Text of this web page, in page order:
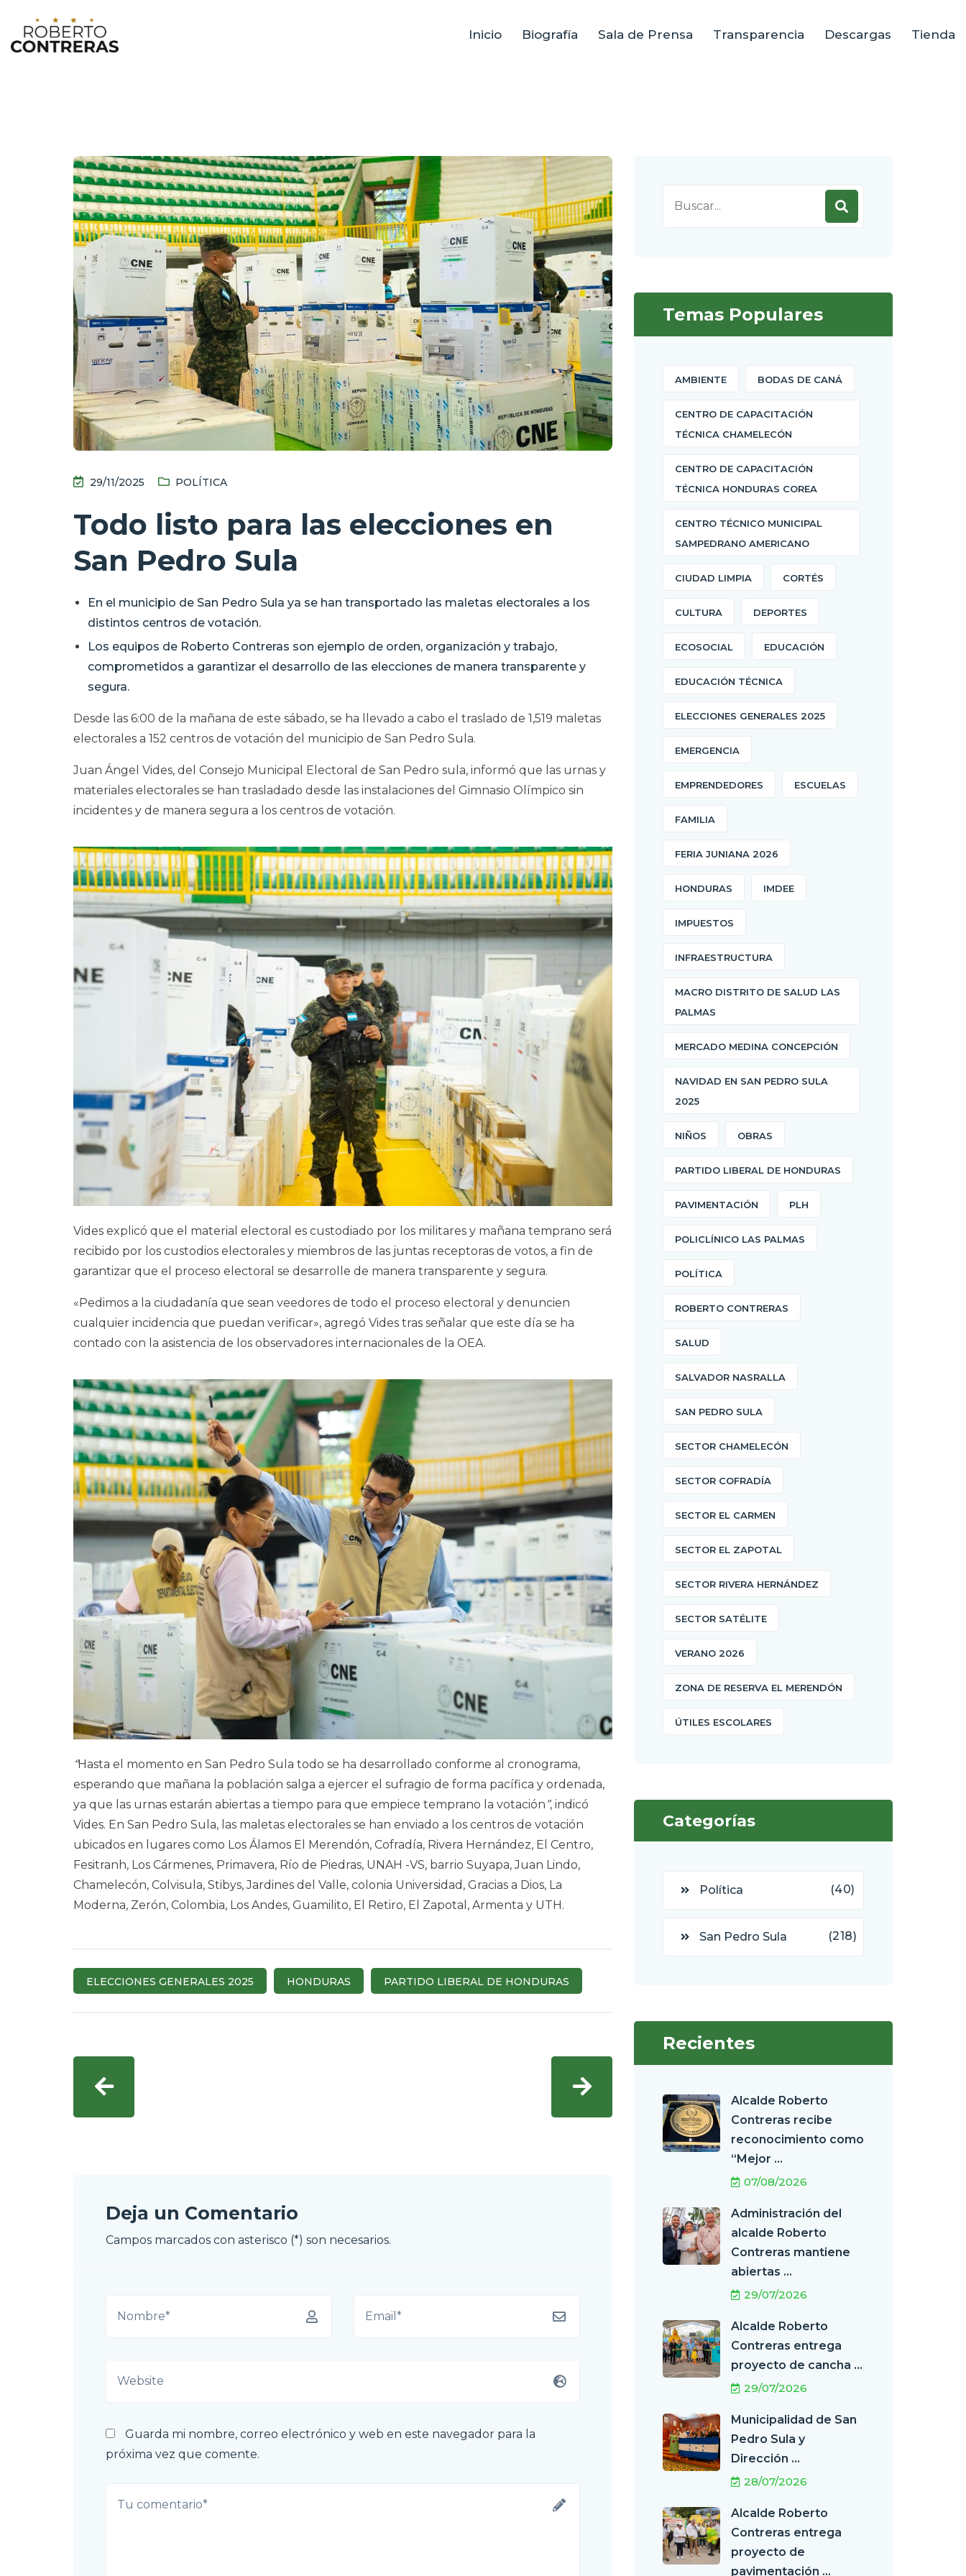
Inicio Biografía Sala de Prensa Transparencia Descargas Tienda
29/11/2025 POLÍTICA
Todo listo para las elecciones en
San Pedro Sula
En el municipio de San Pedro Sula ya se han transportado las maletas electorales a los
distintos centros de votación.
Los equipos de Roberto Contreras son ejemplo de orden, organización y trabajo,
comprometidos a garantizar el desarrollo de las elecciones de manera transparente y
segura.
Desde las 6:00 de la mañana de este sábado, se ha llevado a cabo el traslado de 1,519 maletas
electorales a 152 centros de votación del municipio de San Pedro Sula.
Juan Ángel Vides, del Consejo Municipal Electoral de San Pedro sula, informó que las urnas y
materiales electorales se han trasladado desde las instalaciones del Gimnasio Olímpico sin
incidentes y de manera segura a los centros de votación.
Vides explicó que el material electoral es custodiado por los militares y mañana temprano será
recibido por los custodios electorales y miembros de las juntas receptoras de votos, a fin de
garantizar que el proceso electoral se desarrolle de manera transparente y segura.
«Pedimos a la ciudadanía que sean veedores de todo el proceso electoral y denuncien
cualquier incidencia que puedan verificar», agregó Vides tras señalar que este día se ha
contado con la asistencia de los observadores internacionales de la OEA.
“Hasta el momento en San Pedro Sula todo se ha desarrollado conforme al cronograma,
esperando que mañana la población salga a ejercer el sufragio de forma pacífica y ordenada,
ya que las urnas estarán abiertas a tiempo para que empiece temprano la votación ”, indicó
Vides. En San Pedro Sula, las maletas electorales se han enviado a los centros de votación
ubicados en lugares como Los Álamos El Merendón, Cofradía, Rivera Hernández, El Centro,
Fesitranh, Los Cármenes, Primavera, Río de Piedras, UNAH -VS, barrio Suyapa, Juan Lindo,
Chamelecón, Colvisula, Stibys, Jardines del Valle, colonia Universidad, Gracias a Dios, La
Moderna, Zerón, Colombia, Los Andes, Guamilito, El Retiro, El Zapotal, Armenta y UTH.
ELECCIONES GENERALES 2025 HONDURAS PARTIDO LIBERAL DE HONDURAS
Deja un Comentario
Campos marcados con asterisco (*) son necesarios.
Guarda mi nombre, correo electrónico y web en este navegador para la
próxima vez que comente.
for:
Temas Populares
AMBIENTE BODAS DE CANÁ
CENTRO DE CAPACITACIÓN
TÉCNICA CHAMELECÓN
CENTRO DE CAPACITACIÓN
TÉCNICA HONDURAS COREA
CENTRO TÉCNICO MUNICIPAL
SAMPEDRANO AMERICANO
CIUDAD LIMPIA CORTÉS
CULTURA DEPORTES
ECOSOCIAL EDUCACIÓN
EDUCACIÓN TÉCNICA
ELECCIONES GENERALES 2025
EMERGENCIA
EMPRENDEDORES ESCUELAS
FAMILIA
FERIA JUNIANA 2026
HONDURAS IMDEE
IMPUESTOS
INFRAESTRUCTURA
MACRO DISTRITO DE SALUD LAS
PALMAS
MERCADO MEDINA CONCEPCIÓN
NAVIDAD EN SAN PEDRO SULA
2025
NIÑOS OBRAS
PARTIDO LIBERAL DE HONDURAS
PAVIMENTACIÓN PLH
POLICLÍNICO LAS PALMAS
POLÍTICA
ROBERTO CONTRERAS
SALUD
SALVADOR NASRALLA
SAN PEDRO SULA
SECTOR CHAMELECÓN
SECTOR COFRADÍA
SECTOR EL CARMEN
SECTOR EL ZAPOTAL
SECTOR RIVERA HERNÁNDEZ
SECTOR SATÉLITE
VERANO 2026
ZONA DE RESERVA EL MERENDÓN
ÚTILES ESCOLARES
Categorías
Política (40)
San Pedro Sula (218)
Recientes
Alcalde Roberto
Contreras recibe
reconocimiento como
“Mejor ...
07/08/2026
Administración del
alcalde Roberto
Contreras mantiene
abiertas ...
29/07/2026
Alcalde Roberto
Contreras entrega
proyecto de cancha ...
29/07/2026
Municipalidad de San
Pedro Sula y
Dirección ...
28/07/2026
Alcalde Roberto
Contreras entrega
proyecto de
pavimentación ...